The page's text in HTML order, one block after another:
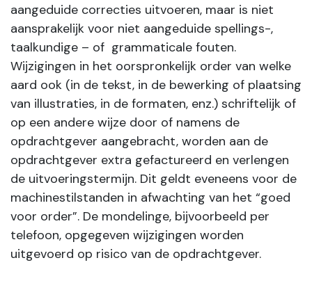
aangeduide correcties uitvoeren, maar is niet
aansprakelijk voor niet aangeduide spellings-,
taalkundige – of grammaticale fouten.
Wijzigingen in het oorspronkelijk order van welke
aard ook (in de tekst, in de bewerking of plaatsing
van illustraties, in de formaten, enz.) schriftelijk of
op een andere wijze door of namens de
opdrachtgever aangebracht, worden aan de
opdrachtgever extra gefactureerd en verlengen
de uitvoeringstermijn. Dit geldt eveneens voor de
machinestilstanden in afwachting van het “goed
voor order”. De mondelinge, bijvoorbeeld per
telefoon, opgegeven wijzigingen worden
uitgevoerd op risico van de opdrachtgever.